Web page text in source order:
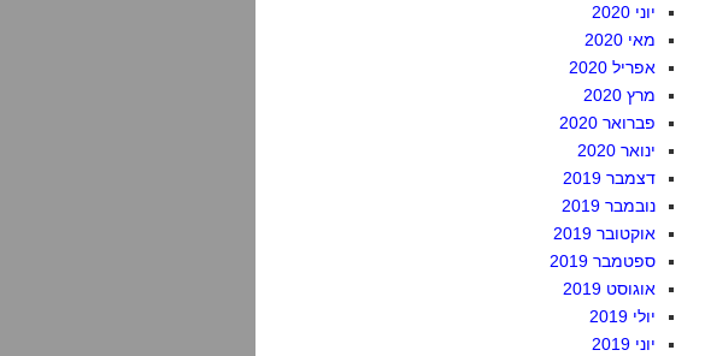
יוני 2020
מאי 2020
אפריל 2020
מרץ 2020
פברואר 2020
ינואר 2020
דצמבר 2019
נובמבר 2019
אוקטובר 2019
ספטמבר 2019
אוגוסט 2019
יולי 2019
יוני 2019